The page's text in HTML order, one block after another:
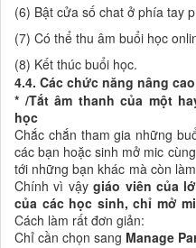
(6) Bật cửa số chat ở phía tay
(7) Có thể thu âm buổi học
(8) Kết thúc buổi học.
4.4. Các chức năng nâng
* /Tắt âm thanh của một
học
Chắc chắn tham gia những
các bạn hoặc sinh mở mic
tới những bạn khác mà còn
Chính vì vậygiáo viên của
của các học sinh, chỉ mở
Cách làm rất đơn giản:
Chỉ cần chọn sang Manage